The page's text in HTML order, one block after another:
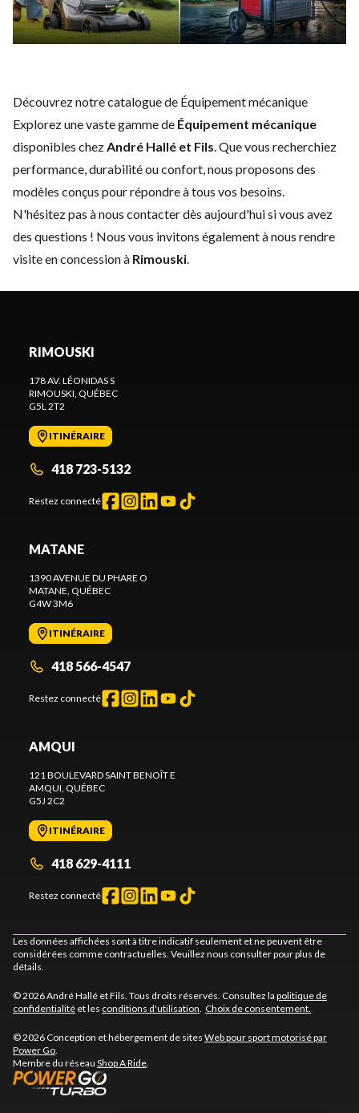
Découvrez notre catalogue de Équipement mécanique
Explorez une vaste gamme de Équipement mécanique
disponibles chezAndré Hallé et Fils. Que vous recherchiez
performance, durabilité ou confort, nous proposons des
modèles conçus pour répondre à tous vos besoins.
N'hésitez pas ànous contacterdès aujourd'hui si vous avez
des questions ! Nous vous invitons également à nous rendre
visite en concession à Rimouski.
RIMOUSKI
178 AV. LÉONIDAS S
RIMOUSKI, QUÉBEC
G5L 2T2
ITINÉRAIRE
418 723-5132
Restez connecté
MATANE
1390 AVENUE DU PHARE O
MATANE, QUÉBEC
G4W 3M6
ITINÉRAIRE
418 566-4547
Restez connecté
AMQUI
121 BOULEVARD SAINT BENOÎT E
AMQUI, QUÉBEC
G5J 2C2
ITINÉRAIRE
418 629-4111
Restez connecté
Les données affichées sont à titre indicatif seulement et ne peuvent être
considérées comme contractuelles. Veuillez nous consulter pour plus de
détails.
© 2026 André Hallé et Fils. Tous droits réservés. Consultez la politique de
confidentialité et les conditions d'utilisation. Choix de consentement.
© 2026 Conception et hébergement de sites Web pour sport motorisé par
Power Go.
Membre du réseau Shop A Ride.